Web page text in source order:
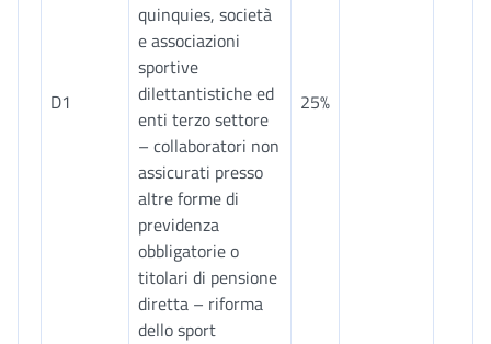
D1
quinquies, società
e associazioni
sportive
dilettantistiche ed
enti terzo settore
– collaboratori non
assicurati presso
altre forme di
previdenza
obbligatorie o
titolari di pensione
diretta – riforma
dello sport
25%